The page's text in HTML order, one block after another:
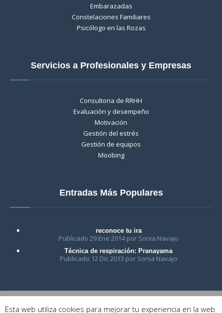
Embarazadas
Constelaciones Familiares
Psicólogo en las Rozas
Servicios a Profesionales y Empresas
Consultoria de RRHH
Evaluación y desempeño
Motivación
Gestión del estrés
Gestión de equipos
Moobing
Entradas Más Populares
reconoce tu ira
Publicado 29 Ene 2014 por Sonia Navajo
Técnica de respiración: Pranayama
Publicado 12 Dic 2013 por Sonia Navajo
Esta web utiliza cookies para mejorar tu experiencia en la web.